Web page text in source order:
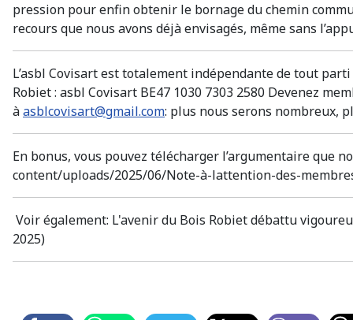
pression pour enfin obtenir le bornage du chemin
recours que nous avons déjà envisagés, même sans
L’asbl Covisart est totalement indépendante de tout
Robiet : asbl Covisart BE47 1030 7303 2580 Devenez
àasblcovisart@gmail.com: plus nous serons nombreux,
En bonus, vous pouvez télécharger l’argumentaire que
content/uploads/2025/06/Note-à-lattention-des-
Voir également: L'avenir du Bois Robiet débattu
2025)